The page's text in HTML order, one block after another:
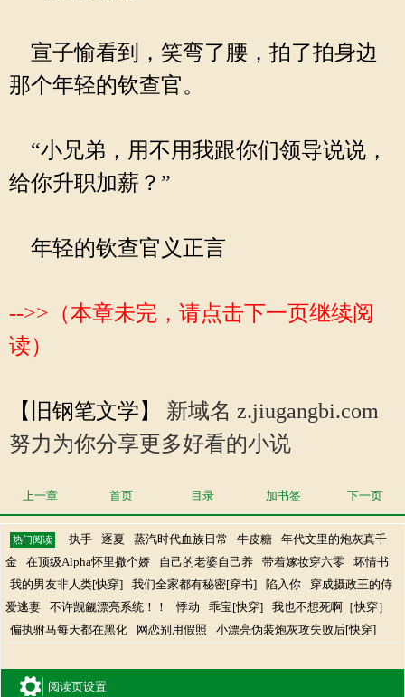
宣子愉看到，笑弯了腰，拍了拍身边
那个年轻的钦查官。
“小兄弟，用不用我跟你们领导说说，
给你升职加薪？”
年轻的钦查官义正言
-->>（本章未完，请点击下一页继续阅
读）
【旧钢笔文学】
新域名 z.jiugangbi.com
努力为你分享更多好看的小说
上一章 首页 目录 加书签 下一页
热门阅读 执手 逐夏 蒸汽时代血族日常 牛皮糖
年代文里的炮灰真千
金
在顶级Alpha怀里撒个娇 自己的老婆自己养 带着嫁妆穿六零
坏情书
我的男友非人类[快穿]
我们全家都有秘密[穿书] 陷入你
穿成摄政王的侍
爱逃妻
不许觊觎漂亮系统！！ 悸动 乖宝[快穿]
我也不想死啊［快穿］
偏执驸马每天都在黑化
网恋别用假照 小漂亮伪装炮灰攻失败后[快穿]
阅读页设置